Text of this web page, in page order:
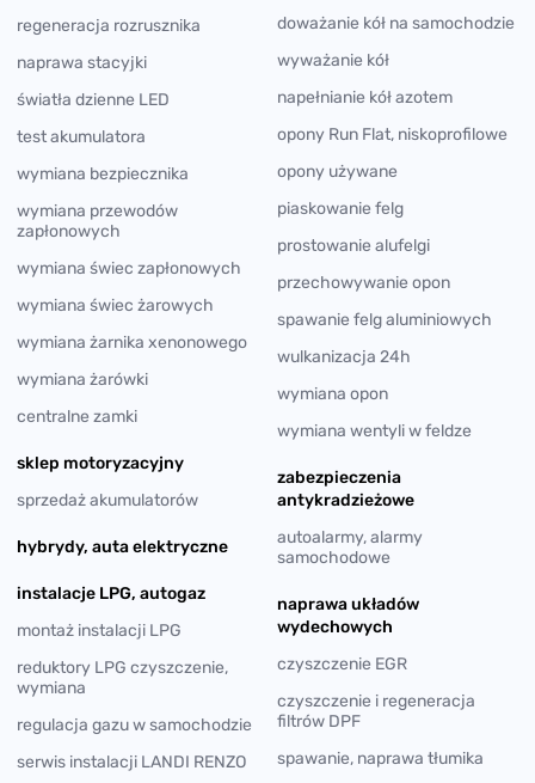
regeneracja rozrusznika
naprawa stacyjki
światła dzienne LED
test akumulatora
wymiana bezpiecznika
wymiana przewodów
zapłonowych
wymiana świec zapłonowych
wymiana świec żarowych
wymiana żarnika xenonowego
wymiana żarówki
centralne zamki
sklep motoryzacyjny
sprzedaż akumulatorów
hybrydy, auta elektryczne
instalacje LPG, autogaz
montaż instalacji LPG
reduktory LPG czyszczenie,
wymiana
regulacja gazu w samochodzie
serwis instalacji LANDI RENZO
doważanie kół na samochodzie
wyważanie kół
napełnianie kół azotem
opony Run Flat, niskoprofilowe
opony używane
piaskowanie felg
prostowanie alufelgi
przechowywanie opon
spawanie felg aluminiowych
wulkanizacja 24h
wymiana opon
wymiana wentyli w feldze
zabezpieczenia
antykradzieżowe
autoalarmy, alarmy
samochodowe
naprawa układów
wydechowych
czyszczenie EGR
czyszczenie i regeneracja
filtrów DPF
spawanie, naprawa tłumika